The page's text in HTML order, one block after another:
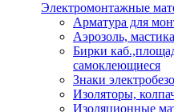
Электромонтажные
Арматура для
Аэрозоль, мастика
Бирки
самоклеющиеся
Знаки
Изоляторы,
Изоляционные